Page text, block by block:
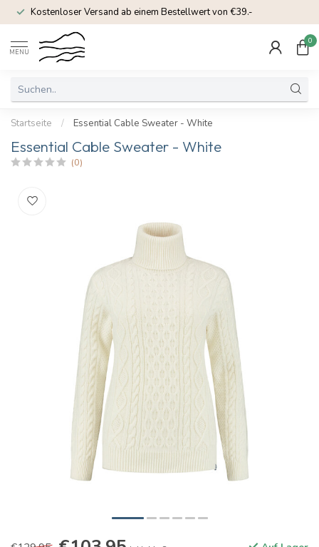
Kostenloser Versand ab einem Bestellwert von €39.-
MENU
0
Startseite / Essential Cable Sweater - White
Essential Cable Sweater - White
(0)